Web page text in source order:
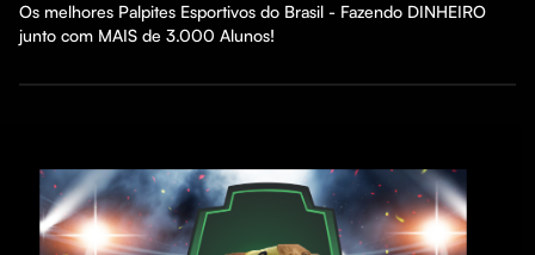
Os melhores Palpites Esportivos do Brasil - Fazendo DINHEIRO
junto com MAIS de 3.000 Alunos!